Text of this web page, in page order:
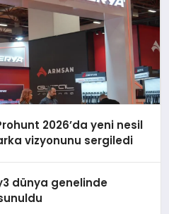
2026’da yeni nesil
vizyonunu sergiledi
dünya genelinde